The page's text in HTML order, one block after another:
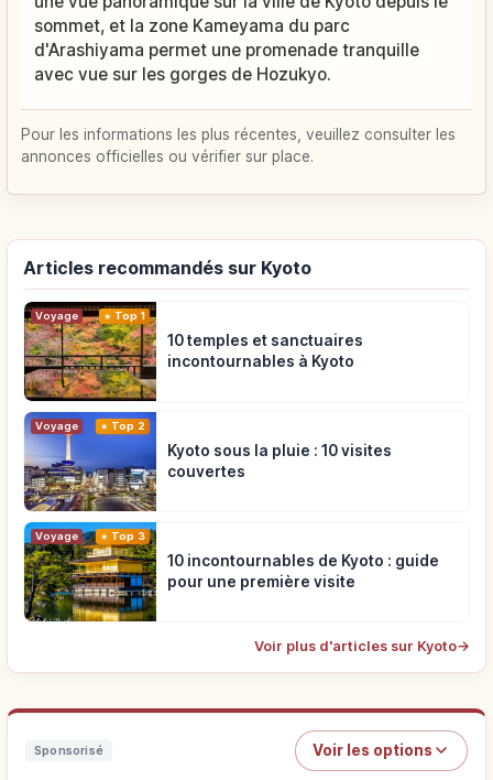
sommet, et la zone Kameyama du parc
d'Arashiyama permet une promenade tranquille
avec vue sur les gorges de Hozukyo.
Pour les informations les plus récentes, veuillez consulter les
annonces officielles ou vérifier sur place.
Articles recommandés sur Kyoto
Voyage Top 1
10 temples et sanctuaires
incontournables à Kyoto
Voyage Top 2
Kyoto sous la pluie : 10 visites
couvertes
Voyage Top 3
10 incontournables de Kyoto : guide
pour une première visite
Voir plus d'articles sur Kyoto→
Sponsorisé Voir les options